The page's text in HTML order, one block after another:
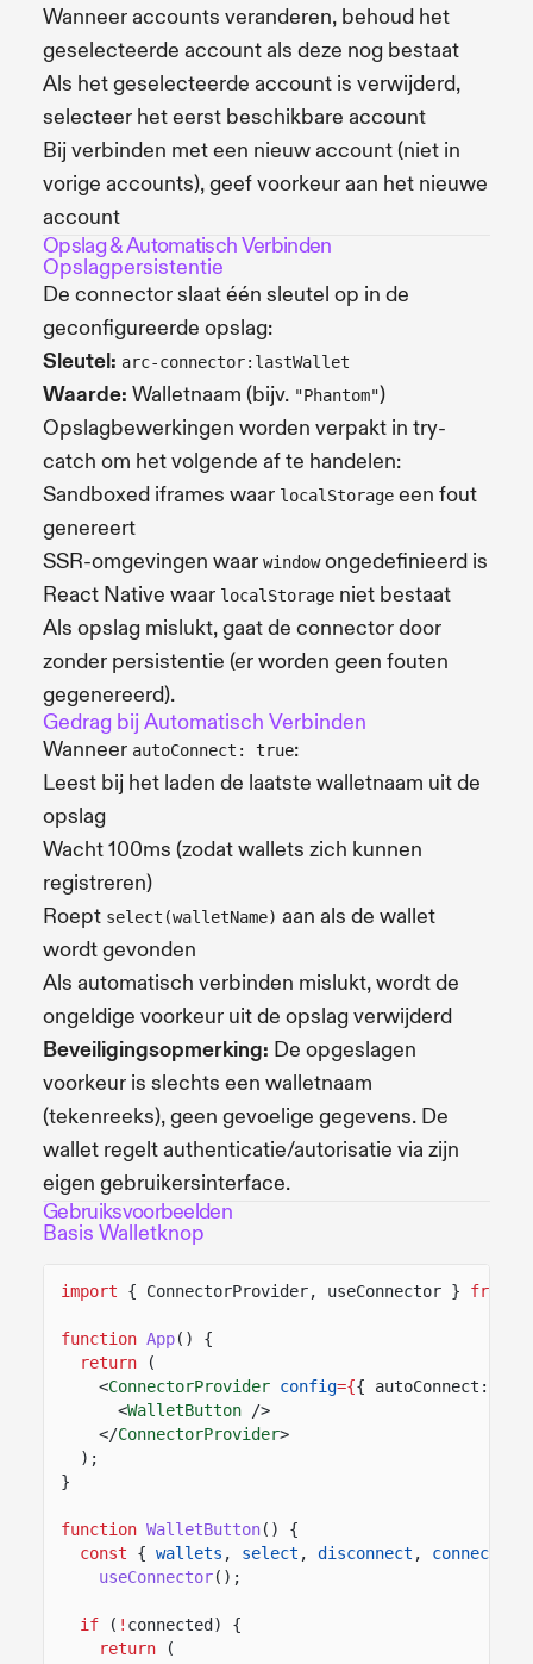
Wanneer accounts veranderen, behoud het
geselecteerde account als deze nog bestaat
Als het geselecteerde account is verwijderd,
selecteer het eerst beschikbare account
Bij verbinden met een nieuw account (niet in
vorige accounts), geef voorkeur aan het nieuwe
account
Opslag & Automatisch Verbinden
Opslagpersistentie
De connector slaat één sleutel op in de
geconfigureerde opslag:
Sleutel: arc-connector:lastWallet
Waarde: Walletnaam (bijv. "Phantom")
Opslagbewerkingen worden verpakt in try-
catch om het volgende af te handelen:
Sandboxed iframes waar localStorage een fout
genereert
SSR-omgevingen waar windowongedefinieerd is
React Native waar localStorage niet bestaat
Als opslag mislukt, gaat de connector door
zonder persistentie (er worden geen fouten
gegenereerd).
Gedrag bij Automatisch Verbinden
Wanneer autoConnect: true:
Leest bij het laden de laatste walletnaam uit de
opslag
Wacht 100ms (zodat wallets zich kunnen
registreren)
Roept select(walletName) aan als de wallet
wordt gevonden
Als automatisch verbinden mislukt, wordt de
ongeldige voorkeur uit de opslag verwijderd
Beveiligingsopmerking: De opgeslagen
voorkeur is slechts een walletnaam
(tekenreeks), geen gevoelige gegevens. De
wallet regelt authenticatie/autorisatie via zijn
eigen gebruikersinterface.
Gebruiksvoorbeelden
Basis Walletknop
import { ConnectorProvider, useConnector } from
function App() {
return
(
<ConnectorProvider config={{ autoConnect:
<WalletButton />
</ConnectorProvider>
);
}
function WalletButton() {
const
{ wallets , select , disconnect , connected
useConnector();
if ( ! connected) {
return
(